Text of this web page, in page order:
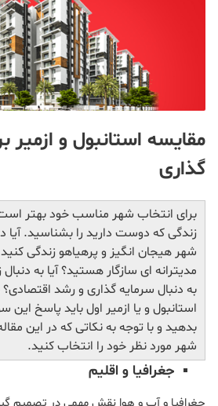
مقایسه استانبول و ازمیر
گذاری
برای انتخاب شهر مناسب خود بهتر
زندگی که دوست دارید را بشناسید.
شهر هیجان انگیز و پرهیاهو زندگی
مدیترانه ای سازگار هستید؟ آیا به
به دنبال سرمایه گذاری و رشد اقتصادی؟
استانبول و یا ازمیر اول باید پاسخ این
بدهید و با توجه به نکاتی که در این
شهر مورد نظر خود را انتخاب کنید.
جغرافیا و اقلیم